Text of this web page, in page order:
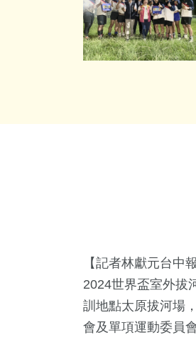
【記者林獻元台中
2024世界盃室外拔
訓地點太原拔河場
會及單項運動委員